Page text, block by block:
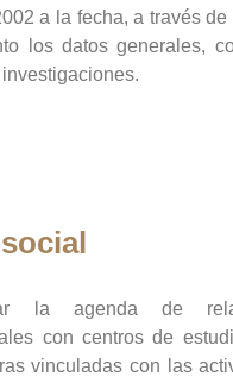
a la fecha, a través de
los datos generales,
la agenda de
con centros de
vinculadas con las